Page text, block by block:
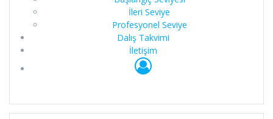
İleri Seviye
Profesyonel Seviye
Dalış Takvimi
İletişim